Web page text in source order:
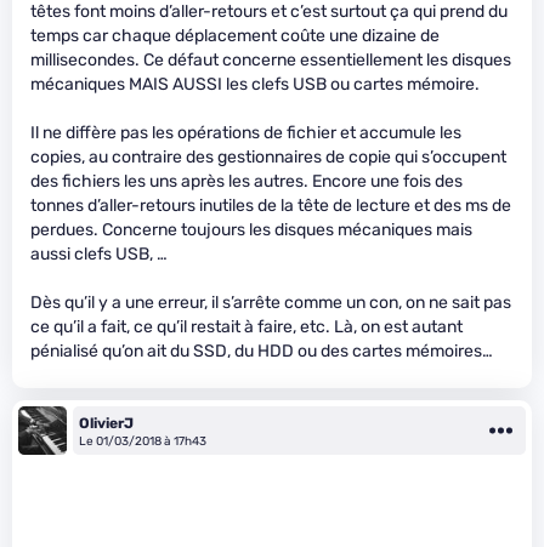
têtes font moins d’aller-retours et c’est surtout ça qui prend du
temps car chaque déplacement coûte une dizaine de
millisecondes. Ce défaut concerne essentiellement les disques
mécaniques MAIS AUSSI les clefs USB ou cartes mémoire.
Il ne diffère pas les opérations de fichier et accumule les
copies, au contraire des gestionnaires de copie qui s’occupent
des fichiers les uns après les autres. Encore une fois des
tonnes d’aller-retours inutiles de la tête de lecture et des ms de
perdues. Concerne toujours les disques mécaniques mais
aussi clefs USB, …
Dès qu’il y a une erreur, il s’arrête comme un con, on ne sait pas
ce qu’il a fait, ce qu’il restait à faire, etc. Là, on est autant
pénialisé qu’on ait du SSD, du HDD ou des cartes mémoires…
OlivierJ
Le 01/03/2018 à 17h43